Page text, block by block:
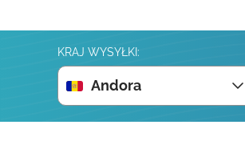
KRAJ WYSYŁKI:
Andora